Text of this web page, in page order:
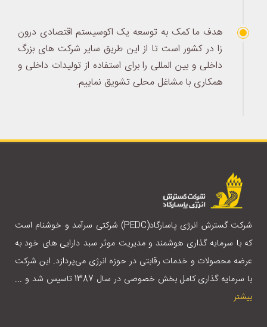
هدف ما کمک به توسعه یک اکوسیستم اقتصادی درون
زا در کشور است تا از این طریق سایر شرکت های بزرگ
داخلی و بین المللی را برای استفاده از تولیدات داخلی و
همکاری با مشاغل محلی تشویق نماییم.
شرکت گسترش انرژی پاسارگاد(PEDC) شرکتی سرآمد و خوشنام است
که با سرمایه گذاری هوشمند و مدیریت موثر سبد دارایی های خود به
عرضه محصولات و خدمات رقابتی در حوزه انرژی می‌پردازد. این شرکت
با سرمایه گذاری کامل بخش خصوصی در سال 1387 تاسیس شد و ...
بیشتر